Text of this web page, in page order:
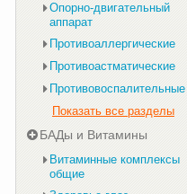
Опорно-двигательный
аппарат
Противоаллергические
Противоастматические
Противовоспалительные
Показать все разделы
БАДы и Витамины
Витаминные комплексы
общие